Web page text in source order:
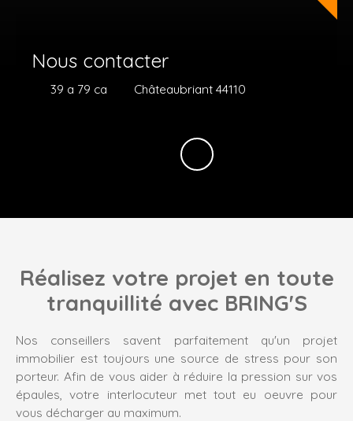
Nous contacter
39 a 79 ca Châteaubriant 44110
Réalisez votre projet en toute
tranquillité avec BRING'S
Nos conseillers savent parfaitement qu'un projet
immobilier est toujours une source de stress pour son
porteur. Afin de vous aider à réduire la pression sur vos
épaules, votre interlocuteur met tout eu oeuvre pour
vous décharger au maximum.